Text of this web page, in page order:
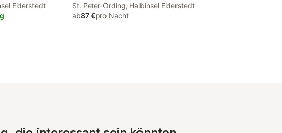
Eiderstedt
St. Peter-Ording, Halbinsel Eiderstedt
ab87 €pro Nacht